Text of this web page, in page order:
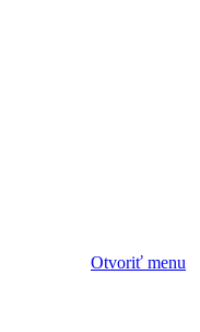
Otvoriť menu